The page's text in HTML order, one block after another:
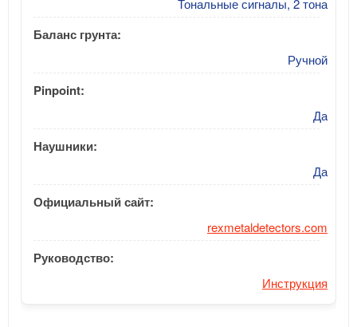
Тональные сигналы, 2 тона
Баланс грунта:
Ручной
Pinpoint:
Да
Наушники:
Да
Официальный сайт:
rexmetaldetectors.com
Руководство:
Инструкция